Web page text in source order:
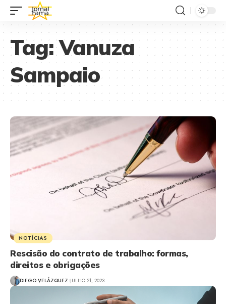
Tag:Vanuza
Sampaio
NOTÍCIAS
Rescisão do contrato de trabalho: formas,
direitos e obrigações
DIEGO VELÁZQUEZ JULHO 21, 2023